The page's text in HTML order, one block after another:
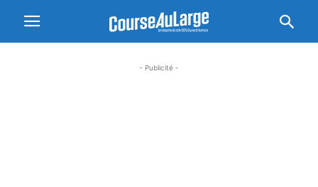
- Publicité -